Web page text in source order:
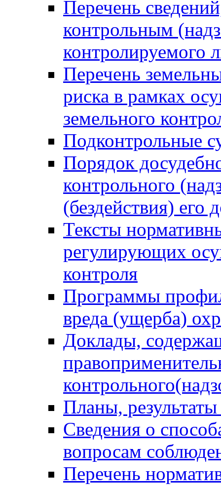
Перечень
контрольным
контролируемого
Перечень
риска в рамках
земельного
Подконтрольные
Порядок
контрольного
(бездействия)
Тексты
регулирующих
контроля
Программы
вреда (ущерба)
Доклады,
Планы,
Сведения о
вопросам
Перечень